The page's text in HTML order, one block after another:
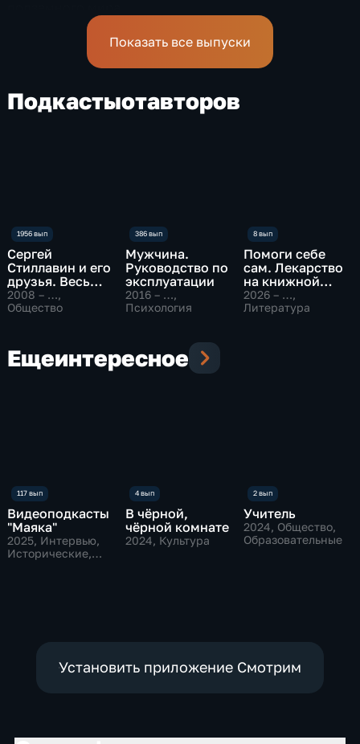
Показать все выпуски
Подкастыотавторов
Сергей
Стиллавин и его
друзья. Весь
эфир
2008 – …,
Общество
Мужчина.
Руководство по
эксплуатации
2016 – …,
Психология
Помоги себе
сам. Лекарство
на книжной
полке
2026 – …,
Литература
Ещеинтересное
Видеоподкасты
"Маяка"
2025, Интервью,
Исторические,
В чёрной,
чёрной комнате
2024, Культура
Учитель
2024, Общество,
Образовательные
Установить приложение Смотрим